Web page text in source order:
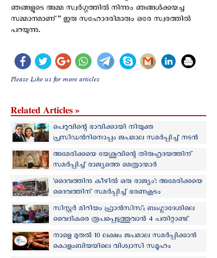
ഞങ്ങളുടെ അമ്മ സ്വര്‍ഗ്ഗത്തില്‍ നിന്നും ഞങ്ങള്‍ക്കയച്ച
സമ്മാനമാണ്” ഇരു സഹോദരിമാരും ഒരേ സ്വരത്തില്‍
പറയുന്നു.
Please Like us for more articles
Related Articles »
പെറുവിന്റെ ഭാവിക്കായി നിയുക്ത
പ്രസിഡന്‍റിനൊപ്പം ജപമാല സമര്‍പ്പിച്ച് നടന്‍
വെരാസ്റ്റെഗുയി
അമേരിക്കയെ യേശുവിന്റെ തിരുഹൃദയത്തിന്
സമര്‍പ്പിച്ച് രാജ്യത്തെ മെത്രാന്മാര്‍
'ദൈവത്തിനു കീഴിൽ ഒരു രാജ്യം': അമേരിക്കയെ
ദൈവത്തിന് സമര്‍പ്പിച്ച് ഭരണകൂടം
സിസ്റ്റർ മിറിയം ഫ്രാൻസിസ്; ബംഗ്ലാദേശിലെ
വൈദികരെ രൂപപ്പെടുത്തുവാന്‍ 4 പതിറ്റാണ്ട്
സമര്‍പ്പിച്ച സന്യാസിനി
നാളെ മുതല്‍ 10 ലക്ഷം ജപമാല സമര്‍പ്പിക്കാന്‍
കൊളംബിയയിലെ വിശ്വാസി സമൂഹം